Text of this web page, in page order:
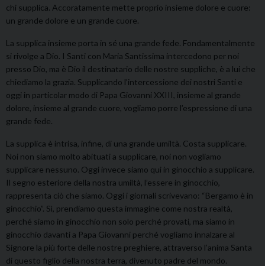
chi supplica. Accoratamente mette proprio insieme dolore e cuore:
un grande dolore e un grande cuore.
La supplica insieme porta in sé una grande fede. Fondamentalmente
si rivolge a Dio. I Santi con Maria Santissima intercedono per noi
presso Dio, ma è Dio il destinatario delle nostre suppliche, è a lui che
chiediamo la grazia. Supplicando l’intercessione dei nostri Santi e
oggi in particolar modo di Papa Giovanni XXIII, insieme al grande
dolore, insieme al grande cuore, vogliamo porre l’espressione di una
grande fede.
La supplica è intrisa, infine, di una grande umiltà. Costa supplicare.
Noi non siamo molto abituati a supplicare, noi non vogliamo
supplicare nessuno. Oggi invece siamo qui in ginocchio a supplicare.
Il segno esteriore della nostra umiltà, l’essere in ginocchio,
rappresenta ciò che siamo. Oggi i giornali scrivevano: “Bergamo è in
ginocchio”. Sì, prendiamo questa immagine come nostra realtà,
perché siamo in ginocchio non solo perché provati, ma siamo in
ginocchio davanti a Papa Giovanni perché vogliamo innalzare al
Signore la più forte delle nostre preghiere, attraverso l’anima Santa
di questo figlio della nostra terra, divenuto padre del mondo.